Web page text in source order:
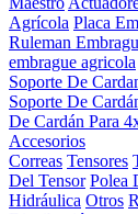
Agrícola Placa
Ruleman
embrague agricola
Soporte De
Soporte De
De Cardán Para
Accesorios
Correas Tensores
Del Tensor Polea
Hidráulica Otros